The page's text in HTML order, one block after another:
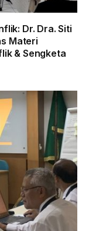
Dr. Dra. Siti
Materi
& Sengketa